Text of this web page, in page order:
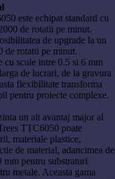
este echipat standard cu
de rotatii pe minut.
de upgrade la un
de rotatii pe minut.
scule intre 0.5 si 6 mm
de lucrari, de la gravura
flexibilitate transforma
pentru proiecte complexe.
un alt avantaj major al
TTC6050 poate
materiale plastice,
de material, adancimea de
mm pentru substraturi
metale. Aceasta gama